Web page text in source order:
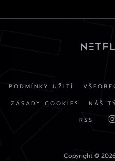
PODMÍNKY UŽITÍ
ZÁSADY COOKIES
NÁŠ
RSS
Copyright © 2026